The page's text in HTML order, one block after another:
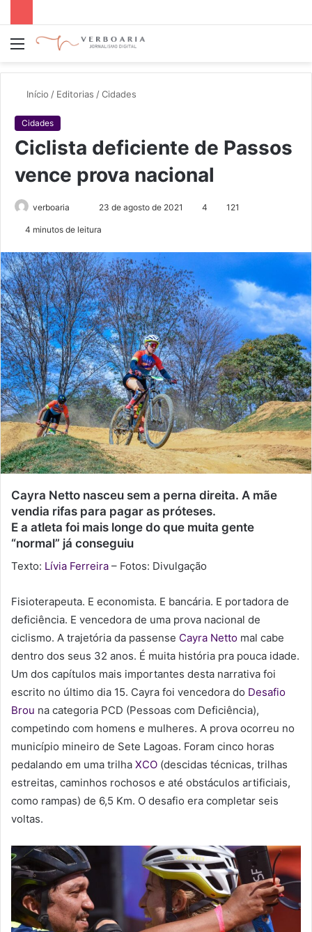
Menu
Início / Editorias /Cidades
Cidades
Ciclista deficiente de Passos
vence prova nacional
verboaria
d
e
u
m
e
-
m
a
i
l
23 de agosto de 2021 4 121
4 minutos de leitura
Cayra Netto nasceu sem a perna direita. A mãe
vendia rifas para pagar as próteses.
E a atleta foi mais longe do que muita gente
“normal” já conseguiu
Texto: Lívia Ferreira – Fotos: Divulgação
Fisioterapeuta. E economista. E bancária. E portadora de
deficiência. E vencedora de uma prova nacional de
ciclismo. A trajetória da passense Cayra Netto mal cabe
dentro dos seus 32 anos. É muita história pra pouca idade.
Um dos capítulos mais importantes desta narrativa foi
escrito no último dia 15. Cayra foi vencedora do Desafio
Brou na categoria PCD (Pessoas com Deficiência),
competindo com homens e mulheres. A prova ocorreu no
município mineiro de Sete Lagoas. Foram cinco horas
pedalando em uma trilha XCO (descidas técnicas, trilhas
estreitas, caminhos rochosos e até obstáculos artificiais,
como rampas) de 6,5 Km. O desafio era completar seis
voltas.